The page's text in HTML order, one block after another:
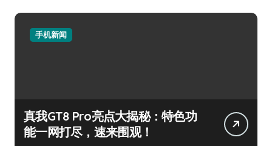
手机新闻
真我GT8 Pro亮点大揭秘：特色功
能一网打尽，速来围观！